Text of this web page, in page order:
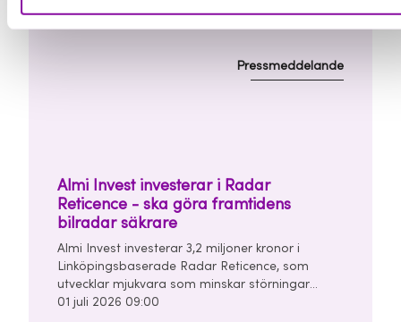
Almi Invest investerar i Radar
Reticence - ska göra framtidens
bilradar säkrare
Pressmeddelande
Almi Invest investerar 3,2 miljoner kronor i
Linköpingsbaserade Radar Reticence, som
utvecklar mjukvara som minskar störningar
mellan bilars radarsystem. Investeringen görs
01 juli 2026 09:00